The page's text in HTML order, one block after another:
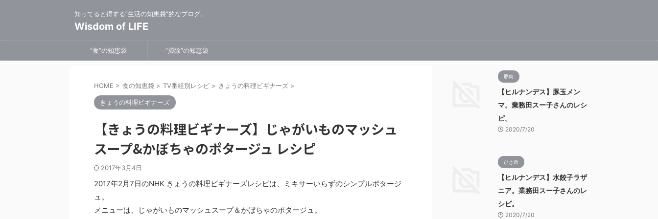
知ってると得する”生活の知恵袋”的なブログ。
Wisdom of LIFE
”食”の知恵袋 ”掃除”の知恵袋
HOME > 食の知恵袋 > TV番組別レシピ > きょうの料理ビギナーズ >
きょうの料理ビギナーズ
【きょうの料理ビギナーズ】じゃがいものマッシュ
スープ&かぼちゃのポタージュ レシピ
2017年3月4日
2017年2月7日のNHK きょうの料理ビギナーズレシピは、ミキサーいらずのシンプルポタージ
ュ。
メニューは、じゃがいものマッシュスープ＆かぼちゃのポタージュ。
豚肉
【ヒルナンデス】豚玉メン
マ。業務田スー子さんのレシ
ピ。
2020/7/20
ひき肉
【ヒルナンデス】水餃子ラザ
ニア。業務田スー子さんのレ
シピ。
2020/7/20